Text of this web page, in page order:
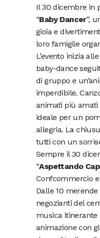
Il 30 dicembre in
“Baby Dancer”,
gioia e
loro famiglie
L’evento inizia
baby-dance
di gruppo e
imperdibile.
animati più amati
ideale per un
allegria. La
tutti con un
Sempre il 30
“Aspettando
Confcommercio
Dalle 10
negozianti del
musica itinerante
animazione con